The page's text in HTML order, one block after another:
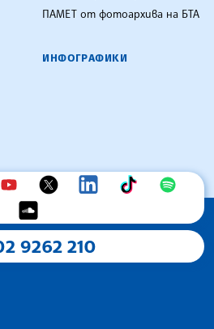
ПАМЕТ от фотоархива на БТА
ИНФОГРАФИКИ
9262 210